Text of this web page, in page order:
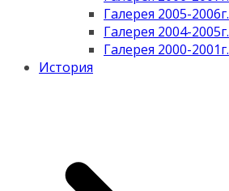
Галерея 2005-2006г.
Галерея 2004-2005г.
Галерея 2000-2001г.
История